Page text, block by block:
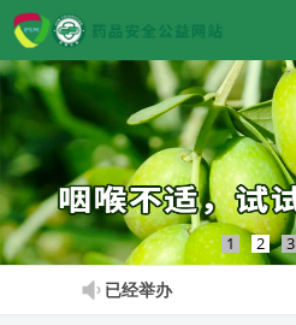
1 2 3
已经举办